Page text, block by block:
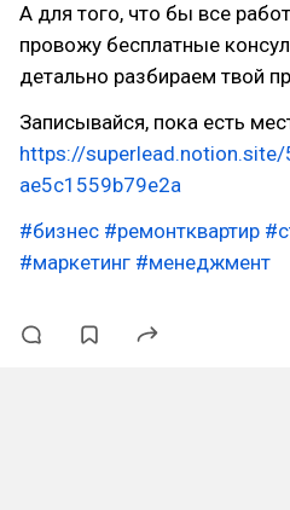
А для того, что бы все
провожу бесплатные
детально разбираем твой
Записывайся, пока есть
https://
ae5c1559b79e2a
#бизнес #ремонтквартир
#маркетинг #менеджмент